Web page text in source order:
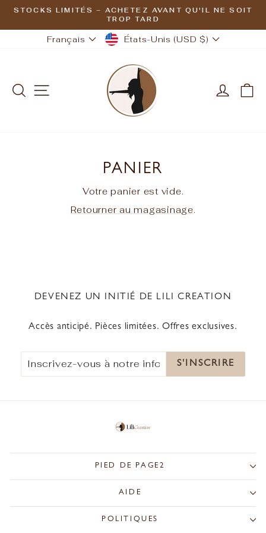
Passer
contenu
Diaporama
Pause
STOCKS LIMITÉS – ACHETEZ AVANT QU'IL NE SOIT
TROP TARD
LANGUE
Français DEVISE
États-Unis (USD $)
RECHERCHER
NAVIGATION SE
PANIER
Votre panier est vide.
Retourner au magasinage.
DEVENEZ UN INITIÉ DE LILI CREATION
Accès anticipé. Pièces limitées. Offres exclusives.
INSCRIVEZ-
VOUS
À
INFOLETTRE
S'INSCRIRE
S'INSCRIRE
PIED DE PAGE2
AIDE
POLITIQUES